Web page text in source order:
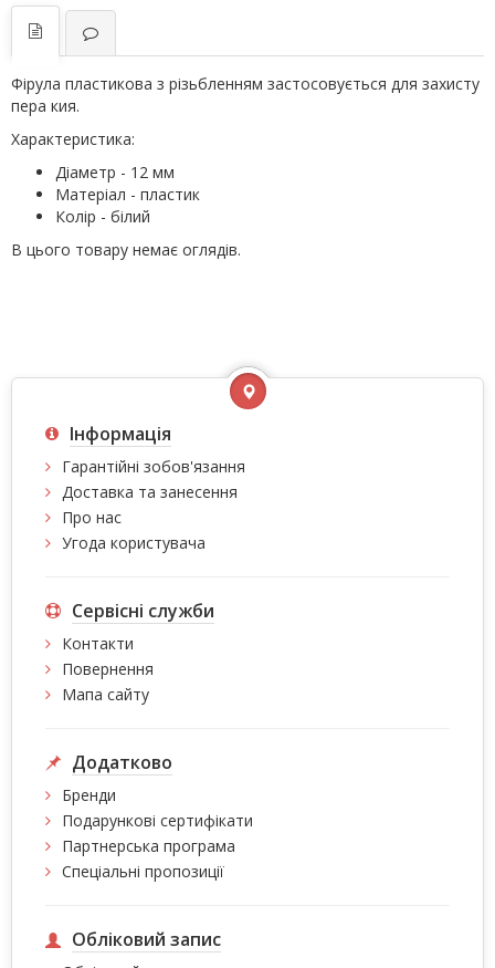
Фірула пластикова з різьбленням застосовується для захисту
пера кия.
Характеристика:
Діаметр - 12 мм
Матеріал - пластик
Колір - білий
В цього товару немає оглядів.
Інформація
Гарантійні зобов'язання
Доставка та занесення
Про нас
Угода користувача
Сервісні служби
Контакти
Повернення
Мапа сайту
Додатково
Бренди
Подарункові сертифікати
Партнерська програма
Спеціальні пропозиції
Обліковий запис